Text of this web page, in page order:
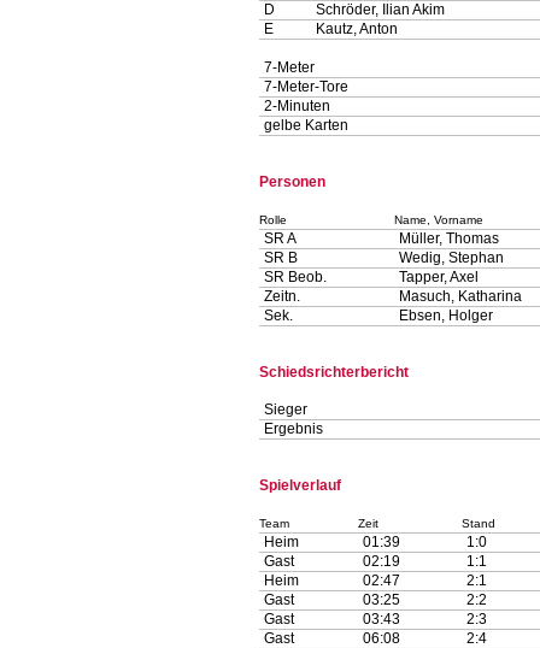
D
Schröder, Ilian Akim
E
Kautz, Anton
7-Meter
7-Meter-Tore
2-Minuten
gelbe Karten
Personen
Rolle Name, Vorname
SR A
Müller, Thomas
SR B
Wedig, Stephan
SR Beob.
Tapper, Axel
Zeitn.
Masuch, Katharina
Sek.
Ebsen, Holger
Schiedsrichterbericht
Sieger
Ergebnis
Spielverlauf
Team Zeit Stand
Heim 01:39
1:0
Gast
02:19
1:1
Heim
02:47
2:1
Gast
03:25
2:2
Gast
03:43
2:3
Gast
06:08
2:4